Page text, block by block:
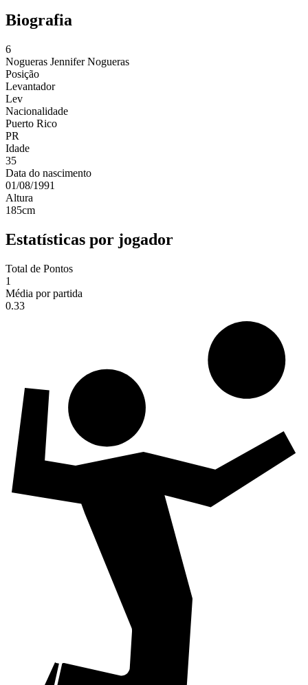
Biografia
6
Nogueras Jennifer Nogueras
Posição
Levantador
Lev
Nacionalidade
Puerto Rico
PR
Idade
35
Data do nascimento
01/08/1991
Altura
185cm
Estatísticas por jogador
Total de Pontos
1
Média por partida
0.33